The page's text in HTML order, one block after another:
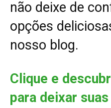
não deixe de
opções
nosso blog.
Clique e
para deixar